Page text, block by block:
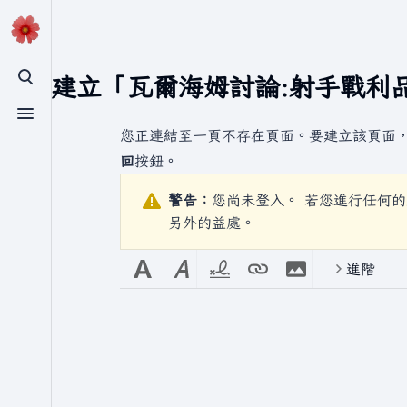
切換搜尋
切換選單
正在建立「瓦爾海姆討論:射手戰利
您正連結至一頁不存在頁面。要建立該頁面
回按鈕。
警告： 您尚未登入。 若您進行任何
另外的益處。
進階